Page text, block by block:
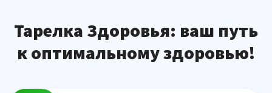
содержимому
Тарелка Здоровья: ваш путь
к оптимальному здоровью!